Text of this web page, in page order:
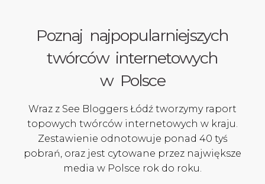
Poznaj najpopularniejszych
twórców internetowych
w Polsce
Wraz z See Bloggers Łódź tworzymy raport
topowych twórców internetowych w kraju.
Zestawienie odnotowuje ponad 40 tyś
pobrań, oraz jest cytowane przez największe
media w Polsce rok do roku.